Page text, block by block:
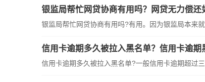
银监局帮忙网贷协商有用吗？网贷无力偿还
银监局帮忙网贷协商有用吗?有用。因为银监局本来就
信用卡逾期多久被拉入黑名单？信用卡逾
信用卡逾期多久被拉入黑名单?一般信用卡逾期超过三